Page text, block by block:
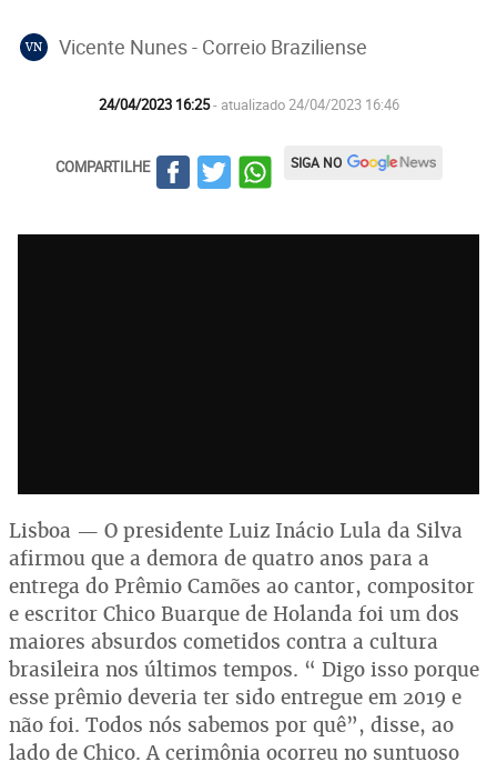
VN Vicente Nunes - Correio Braziliense
24/04/2023 16:25- atualizado 24/04/2023 16:46
COMPARTILHE SIGA NO
Lisboa — O presidente Luiz Inácio Lula da Silva
afirmou que a demora de quatro anos para a
entrega do Prêmio Camões ao cantor, compositor
e escritor Chico Buarque de Holanda foi um dos
maiores absurdos cometidos contra a cultura
brasileira nos últimos tempos. “ Digo isso porque
esse prêmio deveria ter sido entregue em 2019 e
não foi. Todos nós sabemos por quê”, disse, ao
lado de Chico. A cerimônia ocorreu no suntuoso